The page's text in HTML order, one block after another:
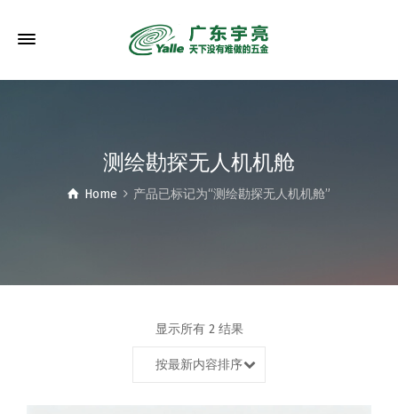
测绘勘探无人机机舱
Home 产品已标记为“测绘勘探无人机机舱”
显示所有 2 结果
按最新内容排序